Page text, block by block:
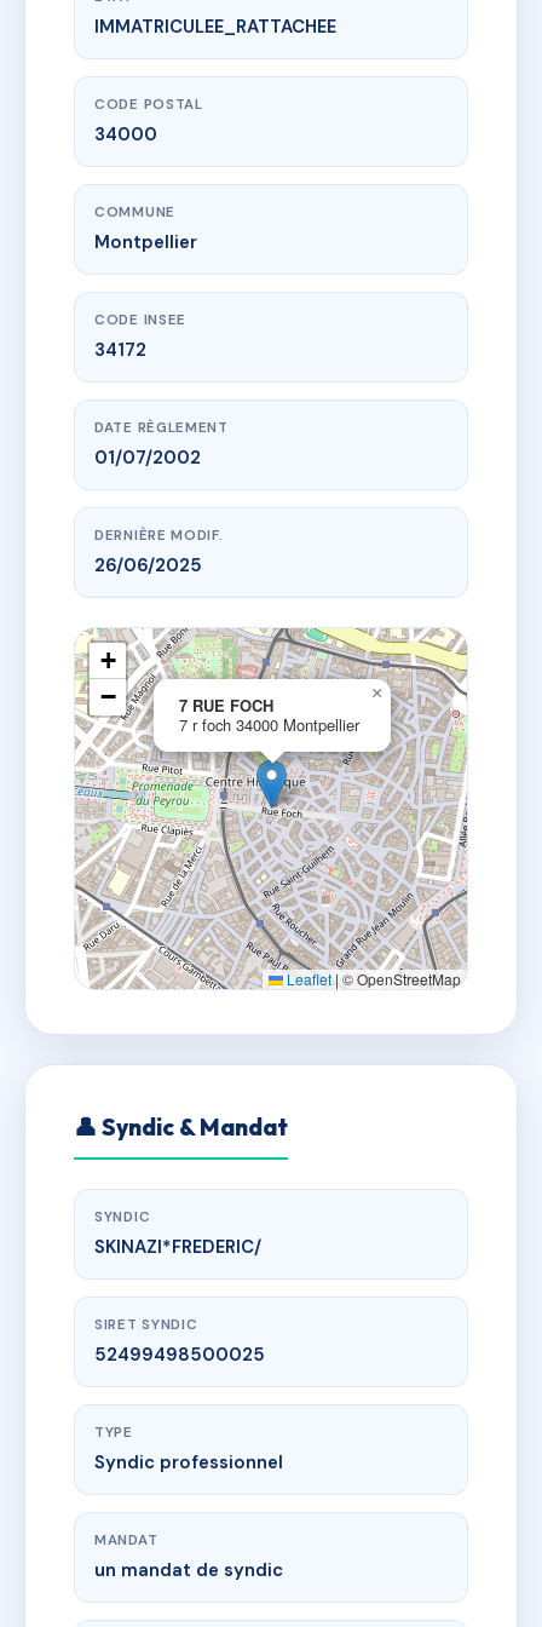
www.vme.plus/AC6507966
7 RUE FOCH
7 r foch34000 Montpellier
IMMATRICULEE_RATTACHEE
CODE POSTAL
34000
COMMUNE
Montpellier
CODE INSEE
34172
DATE RÈGLEMENT
01/07/2002
DERNIÈRE MODIF.
26/06/2025
7 RUE FOCH
7 r foch 34000 Montpellier
×
+
−
Leaflet|© OpenStreetMap
👤 Syndic & Mandat
SYNDIC
SKINAZI*FREDERIC/
SIRET SYNDIC
52499498500025
TYPE
Syndic professionnel
MANDAT
un mandat de syndic